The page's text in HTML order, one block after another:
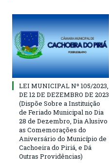
LEI MUNICIPAL Nº 105/2023,
DE 12 DE DEZEMBRO DE 2023
(Dispõe Sobre a Instituição
de Feriado Municipal no Dia
28 de Dezembro, Dia Alusivo
as Comemorações do
Aniversário do Município de
Cachoeira do Piriá, e Dá
Outras Providências)